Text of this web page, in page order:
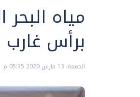
مياه
برأس غارب
الجمعة، 13 مارس 2020 05:35 م